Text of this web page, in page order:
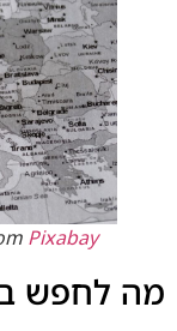
Pixabay
מה לחפש